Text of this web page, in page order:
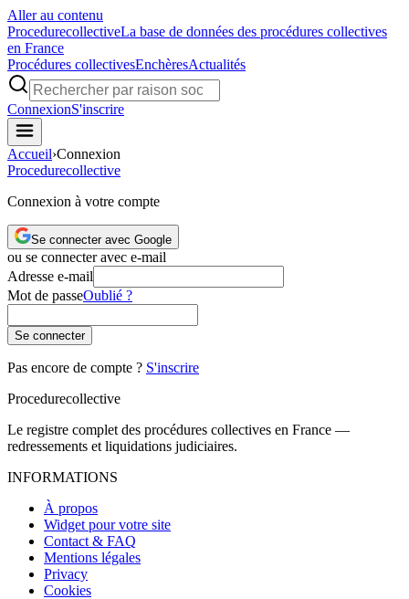
Aller au contenu
ProcedurecollectiveLa base de données des procédures collectives
en France
Procédures collectivesEnchèresActualités
ConnexionS'inscrire
Accueil›Connexion
Procedurecollective
Connexion à votre compte
Se connecter avec Google
ou se connecter avec e-mail
Adresse e-mail
Mot de passeOublié ?
Se connecter
Pas encore de compte ? S'inscrire
Procedurecollective
Le registre complet des procédures collectives en France —
redressements et liquidations judiciaires.
INFORMATIONS
À propos
Widget pour votre site
Contact & FAQ
Mentions légales
Privacy
Cookies